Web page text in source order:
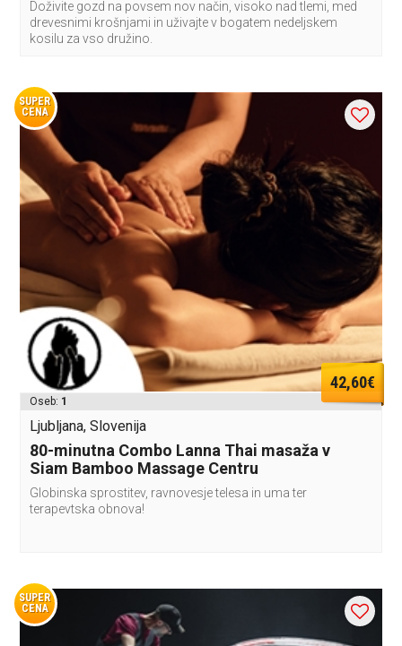
Doživite gozd na povsem nov način, visoko nad tlemi, med
drevesnimi krošnjami in uživajte v bogatem nedeljskem
kosilu za vso družino.
SUPER
CENA
42,60€
Oseb: 1
Ljubljana, Slovenija
80-minutna Combo Lanna Thai masaža v
Siam Bamboo Massage Centru
Globinska sprostitev, ravnovesje telesa in uma ter
terapevtska obnova!
SUPER
CENA